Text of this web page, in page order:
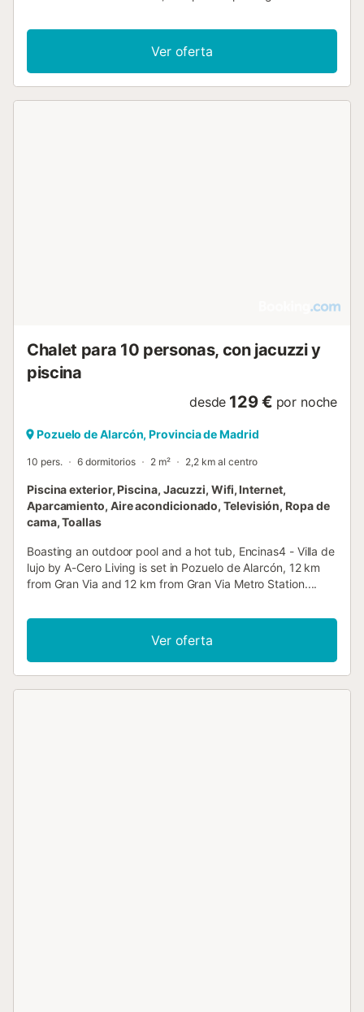
Ver oferta
Chalet para 10 personas, con jacuzzi y
piscina
desde 129 € por noche
Pozuelo de Alarcón, Provincia de Madrid
10 pers. 6 dormitorios 2 m² 2,2 km al centro
Piscina exterior, Piscina, Jacuzzi, Wifi, Internet,
Aparcamiento, Aire acondicionado, Televisión, Ropa de
cama, Toallas
Boasting an outdoor pool and a hot tub, Encinas4 - Villa de
lujo by A-Cero Living is set in Pozuelo de Alarcón, 12 km
from Gran Via and 12 km from Gran Via Metro Station....
Ver oferta